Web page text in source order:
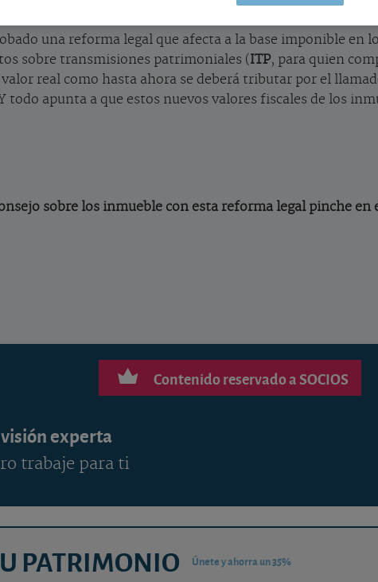
de referencia”
una reforma legal que afecta a la base imponible en
sobre transmisiones patrimoniales (ITP, para quien
real como hasta ahora se deberá tributar por el
todo apunta a que estos nuevos valores fiscales de los
sobre los inmueble con esta reforma legal pinche
Contenido reservado a SOCIOS
experta
trabaje para ti
PATRIMONIO Únete y ahorra un 35%